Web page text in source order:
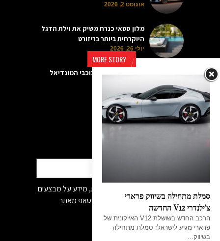
MORE STORY
סמלת מתחילה בשיווק פרארי
צ'ילנדרי V12 החדשה
הרכב החדש בשושלת V12 האייקונית של
פרארי מגיע לישראל: סמלת מתחילה
בשיווק...
אוגוסט 2, 2026
מלון סטאי כנרת משיק את וילת הדגל
היוקרתית ביותר בריזורט
יולי 26, 2026
שעוני היוקרה של כוכבי המונדיאל
מאשר/ת קבלת פניות שיווקיות, מידע על מבצעים
והטבות לרבות בדוא״ל /sms /ווטסאפ מאתר
www.luxuryzone.co.il